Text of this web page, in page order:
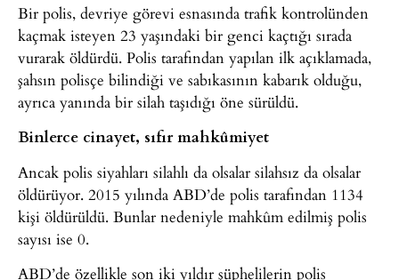
Bir polis, devriye görevi esnasında trafik kontrolünden
kaçmak isteyen 23 yaşındaki bir genci kaçtığı sırada
vurarak öldürdü. Polis tarafından yapılan ilk açıklamada,
şahsın polisçe bilindiği ve sabıkasının kabarık olduğu,
ayrıca yanında bir silah taşıdığı öne sürüldü.
Binlerce cinayet, sıfır mahkûmiyet
Ancak polis siyahları silahlı da olsalar silahsız da olsalar
öldürüyor. 2015 yılında ABD’de polis tarafından 1134
kişi öldürüldü. Bunlar nedeniyle mahkûm edilmiş polis
sayısı ise 0.
ABD’de özellikle son iki yıldır şüphelilerin polis